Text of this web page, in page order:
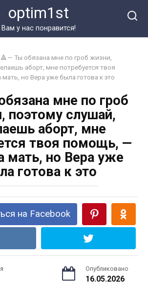
optim1st
Вам у нас понравится!
🔺— Ты обязана мне по гроб жизни,
аборт, мне потребуется твоя
но Вера уже была готова к это
мне по гроб
поэтому слушай,
аборт, мне
твоя помощь, —
мать, но Вера уже
готова к это
на Facebook
Опубликовано
16.05.2026